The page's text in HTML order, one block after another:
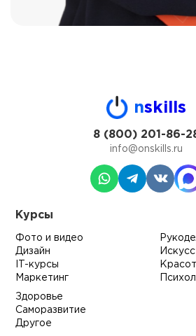
nskills
8 (800) 201-86-
info@onskills.ru
Курсы
Фото и видео
Дизайн
IT-курсы
Маркетинг
Здоровье
Саморазвитие
Другое